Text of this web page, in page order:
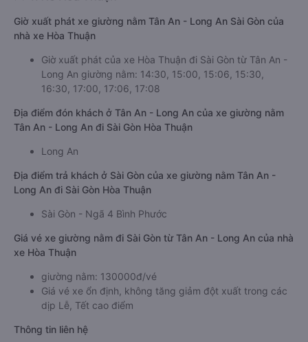
Giờ xuất phát xe giường nằm Tân An - Long An Sài Gòn của
nhà xe Hòa Thuận
Giờ xuất phát của xe Hòa Thuận đi Sài Gòn từ Tân An -
Long An giường nằm: 14:30, 15:00, 15:06, 15:30,
16:30, 17:00, 17:06, 17:08
Địa điểm đón khách ở Tân An - Long An của xe giường nằm
Tân An - Long An đi Sài Gòn Hòa Thuận
Long An
Địa điểm trả khách ở Sài Gòn của xe giường nằm Tân An -
Long An đi Sài Gòn Hòa Thuận
Sài Gòn - Ngã 4 Bình Phước
Giá vé xe giường nằm đi Sài Gòn từ Tân An - Long An của nhà
xe Hòa Thuận
giường nằm: 130000đ/vé
Giá vé xe ổn định, không tăng giảm đột xuất trong các
dịp Lễ, Tết cao điểm
Thông tin liên hệ